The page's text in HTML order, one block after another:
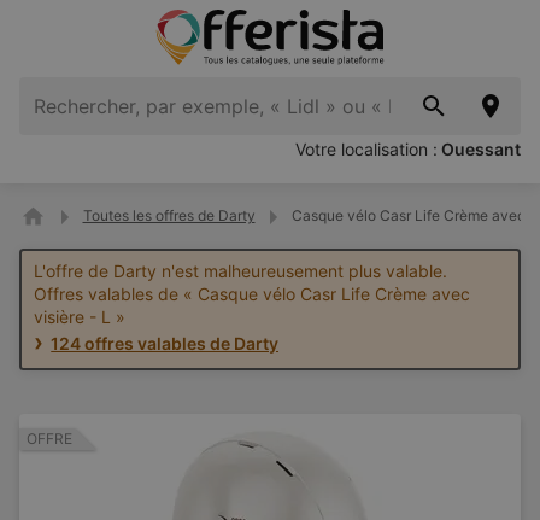
Votre localisation : Ouessant
Toutes les offres de Darty Casque vélo Casr Life Crème avec
L'offre de Darty n'est malheureusement plus valable.
Offres valables de « Casque vélo Casr Life Crème avec
visière - L »
124 offres valables de Darty
OFFRE